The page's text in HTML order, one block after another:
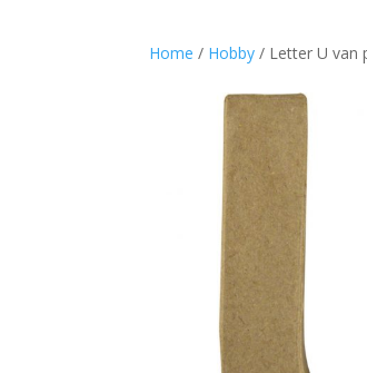
Home / Hobby / Letter U van